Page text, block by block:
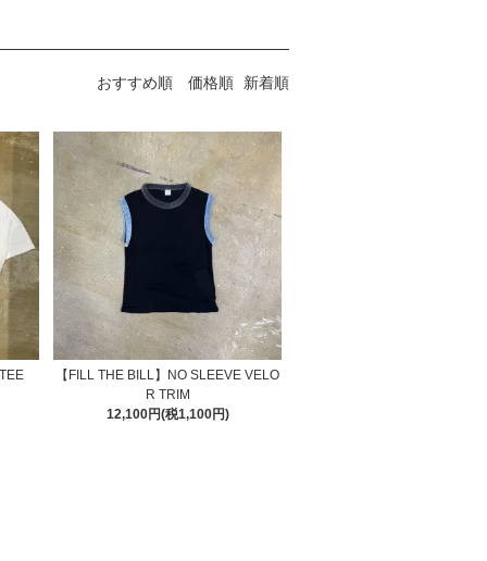
おすすめ順 価格順 新着順
【FILL THE BILL】NO SLEEVE VELO
R TRIM
12,100円(税1,100円)